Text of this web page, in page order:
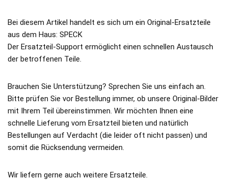
Bei diesem Artikel handelt es sich um ein Original-Ersatzteile
aus dem Haus: SPECK
Der Ersatzteil-Support ermöglicht einen schnellen Austausch
der betroffenen Teile.
Brauchen Sie Unterstützung? Sprechen Sie uns einfach an.
Bitte prüfen Sie vor Bestellung immer, ob unsere Original-Bilder
mit Ihrem Teil übereinstimmen. Wir möchten Ihnen eine
schnelle Lieferung vom Ersatzteil bieten und natürlich
Bestellungen auf Verdacht (die leider oft nicht passen) und
somit die Rücksendung vermeiden.
Wir liefern gerne auch weitere Ersatzteile.